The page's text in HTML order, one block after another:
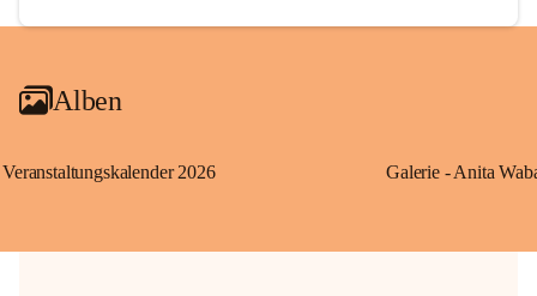
Alben
Veranstaltungskalender 2026 Galerie - Anita